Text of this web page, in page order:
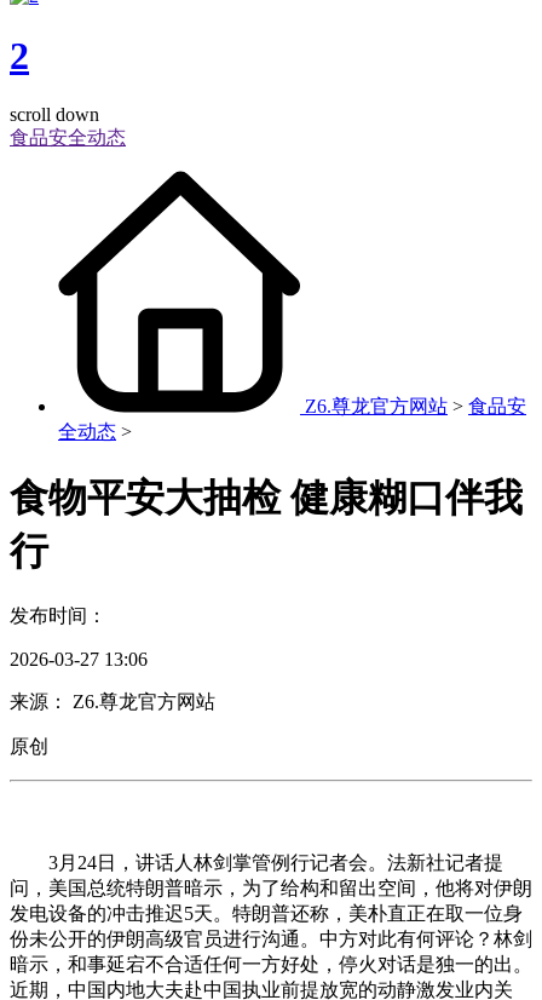
2
scroll down
食品安全动态
Z6.尊龙官方网站 > 食品安
全动态 >
食物平安大抽检 健康糊口伴我
行
发布时间：
2026-03-27 13:06
来源： Z6.尊龙官方网站
原创
3月24日，讲话人林剑掌管例行记者会。法新社记者提
问，美国总统特朗普暗示，为了给构和留出空间，他将对伊朗
发电设备的冲击推迟5天。特朗普还称，美朴直正在取一位身
份未公开的伊朗高级官员进行沟通。中方对此有何评论？林剑
暗示，和事延宕不合适任何一方好处，停火对话是独一的出。
近期，中国内地大夫赴中国执业前提放宽的动静激发业内关